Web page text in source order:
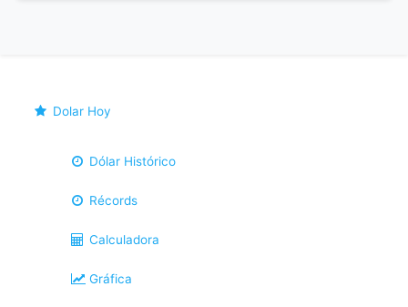
Dolar Hoy
Dólar Histórico
Récords
Calculadora
Gráfica